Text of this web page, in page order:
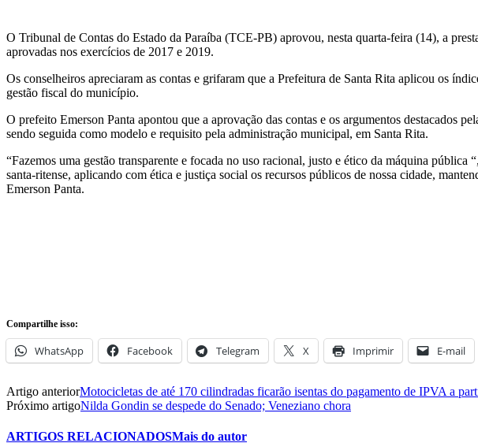
O Tribunal de Contas do Estado da Paraíba (TCE-PB) aprovou, nesta quarta-feira (14), a
aprovadas nos exercícios de 2017 e 2019.
Os conselheiros apreciaram as contas e grifaram que a Prefeitura de Santa Rita aplicou os
gestão fiscal do município.
O prefeito Emerson Panta apontou que a aprovação das contas e os argumentos destacados
sendo seguida como modelo e requisito pela administração municipal, em Santa Rita.
“Fazemos uma gestão transparente e focada no uso racional, justo e ético da máquina
santa-ritense, aplicando com ética e justiça social os recursos públicos de nossa cidade,
Emerson Panta.
Compartilhe isso:
WhatsApp Facebook Telegram X Imprimir E-mail
Artigo anteriorMotocicletas de até 170 cilindradas ficarão isentas do pagamento de IPVA a
Próximo artigoNilda Gondin se despede do Senado; Veneziano chora
ARTIGOS RELACIONADOSMais do autor